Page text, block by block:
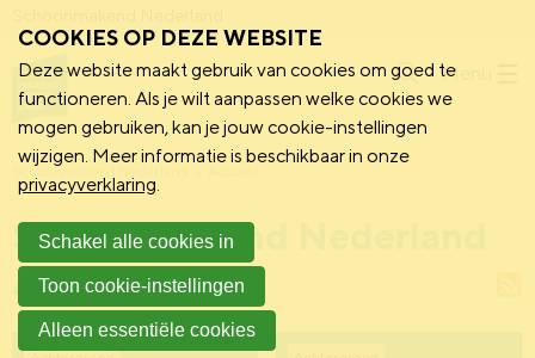
Menu
Schoonmakend Nederland
Schoonmakend Nederland
Actueel
COOKIES OP DEZE WEBSITE
Deze website maakt gebruik van cookies om goed te
functioneren. Als je wilt aanpassen welke cookies we
mogen gebruiken, kan je jouw cookie-instellingen
wijzigen. Meer informatie is beschikbaar in onze
privacyverklaring.
Schakel alle cookies in
Toon cookie-instellingen
Alleen essentiële cookies